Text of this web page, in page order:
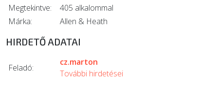
Megtekintve:
405 alkalommal
Márka:
Allen & Heath
HIRDETŐ ADATAI
Feladó:
cz.marton
További hirdetései